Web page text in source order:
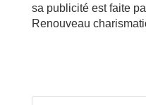
sa publicité est faite
Renouveau